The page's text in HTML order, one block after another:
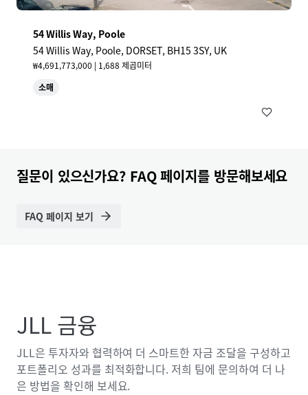
54 Willis Way, Poole
54 Willis Way, Poole, DORSET, BH15 3SY, UK
₩4,691,773,000 | 1,688 제곱미터
소매
질문이 있으신가요? FAQ 페이지를 방문해보세요
FAQ 페이지 보기
JLL 금융
JLL은 투자자와 협력하여 더 스마트한 자금 조달을 구성하고
포트폴리오 성과를 최적화합니다. 저희 팀에 문의하여 더 나
은 방법을 확인해 보세요.